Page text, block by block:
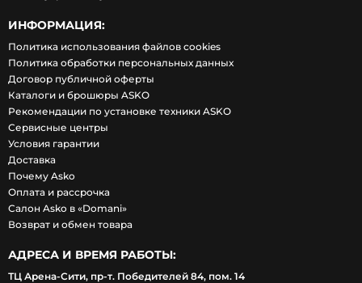
ИНФОРМАЦИЯ:
Политика использования файлов cookies
Политика обработки персональных данных
Договор публичной оферты
Каталоги и брошюры ASKO
Рекомендации по установке техники ASKO
Сервисные центры
Условия гарантии
Доставка
Почему Asko
Оплата и рассрочка
Салон Asko в «Domani»
Возврат и обмен товара
АДРЕСА И ВРЕМЯ РАБОТЫ:
ТЦ Арена-Сити, пр-т. Победителей 84, пом. 14